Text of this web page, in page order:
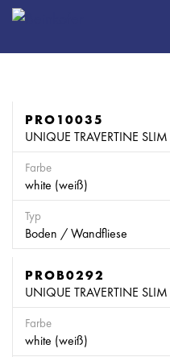
PRO10035
UNIQUE TRAVERTINE SLIM
Farbe
white (weiß)
Typ
Boden / Wandfliese
PROB0292
UNIQUE TRAVERTINE SLIM
Farbe
white (weiß)